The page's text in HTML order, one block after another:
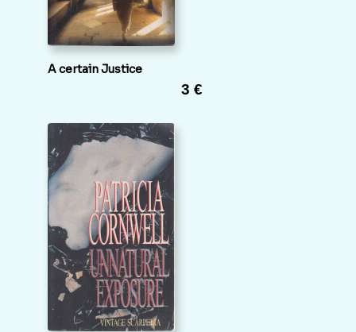
A certain Justice
3 €